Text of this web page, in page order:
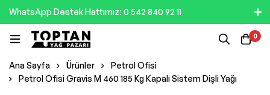
WhatsApp Destek Hattımız: 0 542 840 92 11
0
Ana Sayfa Ürünler
Petrol Ofisi
Petrol Ofisi Gravis M 460 185 Kg Kapalı Sistem Dişli Yağı